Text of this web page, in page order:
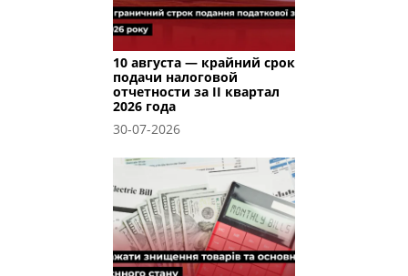
10 августа — крайний срок
подачи налоговой
отчетности за II квартал
2026 года
30-07-2026